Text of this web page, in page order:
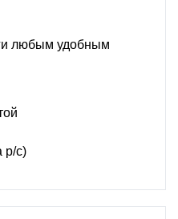
любым удобным
р/с)